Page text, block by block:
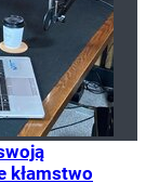
kłamstwo